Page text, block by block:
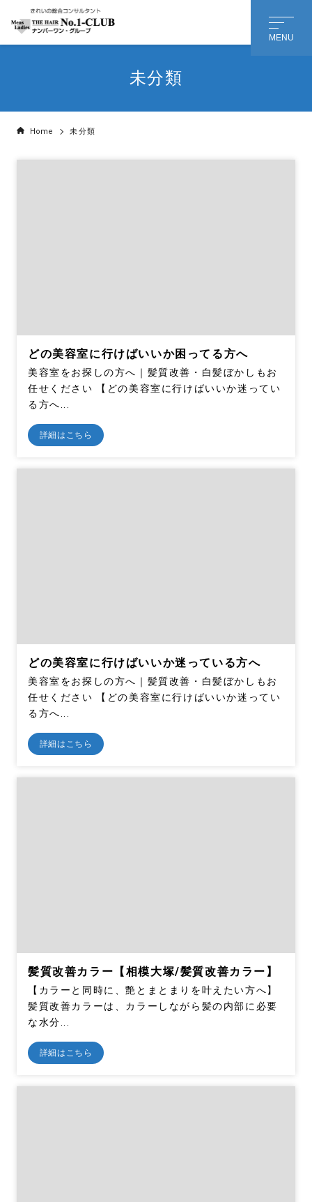
MENU
未分類
Home 未分類
どの美容室に行けばいいか困ってる方へ
美容室をお探しの方へ｜髪質改善・白髪ぼかしもお
任せください 【どの美容室に行けばいいか迷ってい
る方へ...
詳細はこちら
どの美容室に行けばいいか迷っている方へ
美容室をお探しの方へ｜髪質改善・白髪ぼかしもお
任せください 【どの美容室に行けばいいか迷ってい
る方へ...
詳細はこちら
髪質改善カラー【相模大塚/髪質改善カラー】
【カラーと同時に、艶とまとまりを叶えたい方へ】
髪質改善カラーは、カラーしながら髪の内部に必要
な水分...
詳細はこちら
メッセージを送信する